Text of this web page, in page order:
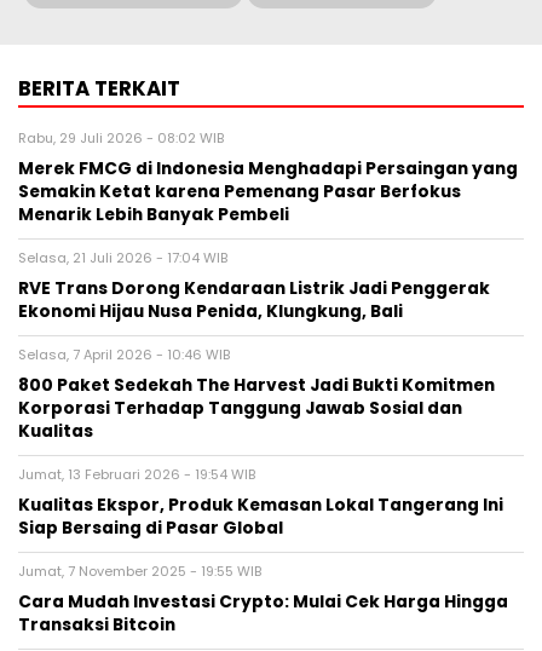
BERITA TERKAIT
Rabu, 29 Juli 2026 - 08:02 WIB
Merek FMCG di Indonesia Menghadapi Persaingan yang
Semakin Ketat karena Pemenang Pasar Berfokus
Menarik Lebih Banyak Pembeli
Selasa, 21 Juli 2026 - 17:04 WIB
RVE Trans Dorong Kendaraan Listrik Jadi Penggerak
Ekonomi Hijau Nusa Penida, Klungkung, Bali
Selasa, 7 April 2026 - 10:46 WIB
800 Paket Sedekah The Harvest Jadi Bukti Komitmen
Korporasi Terhadap Tanggung Jawab Sosial dan
Kualitas
Jumat, 13 Februari 2026 - 19:54 WIB
Kualitas Ekspor, Produk Kemasan Lokal Tangerang Ini
Siap Bersaing di Pasar Global
Jumat, 7 November 2025 - 19:55 WIB
Cara Mudah Investasi Crypto: Mulai Cek Harga Hingga
Transaksi Bitcoin